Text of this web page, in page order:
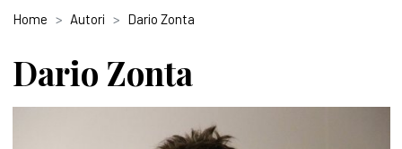
Home Autori Dario Zonta
Dario Zonta